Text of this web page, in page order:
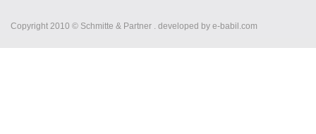
Copyright 2010 © Schmitte & Partner . developed by e-babil.com